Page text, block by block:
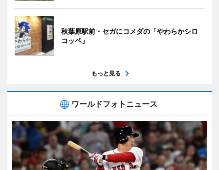
秋葉原駅前・セガにコメダの「やわらかシロ
コッペ」
もっと見る
ワールドフォトニュース